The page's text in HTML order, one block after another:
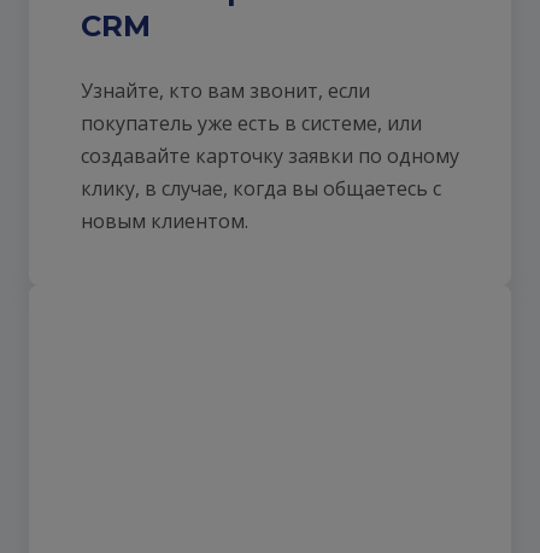
CRM
Узнайте, кто вам звонит, если
покупатель уже есть в системе, или
создавайте карточку заявки по одному
клику, в случае, когда вы общаетесь с
новым клиентом.